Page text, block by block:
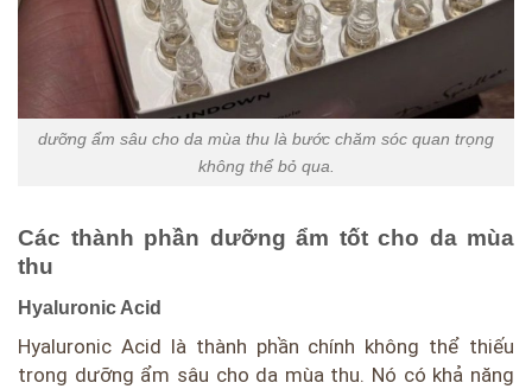
dưỡng ẩm sâu cho da mùa thu là bước chăm sóc quan trọng
không thể bỏ qua.
Các thành phần dưỡng ẩm tốt cho da mùa
thu
Hyaluronic Acid
Hyaluronic Acid là thành phần chính không thể thiếu
trong dưỡng ẩm sâu cho da mùa thu. Nó có khả năng